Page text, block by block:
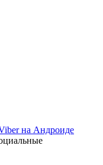
на Андроиде